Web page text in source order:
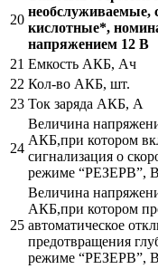
20
необслуживаемые,
кислотные*,
напряжением 12 В
21 Емкость АКБ, Ач
22 Кол-во АКБ, шт.
23 Ток заряда АКБ, А
24
Величина
АКБ,при котором
сигнализация о
режиме “РЕЗЕРВ”, В
25
Величина
АКБ,при котором
автоматическое
предотвращения
режиме “РЕЗЕРВ”, В